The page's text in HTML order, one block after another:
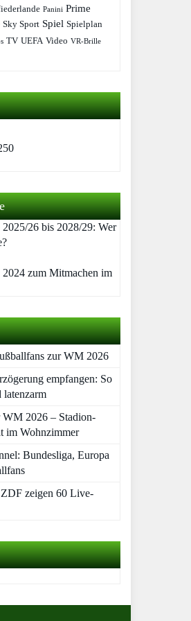
Panini Prime
Sky Sport Spiel Spielplan
TV UEFA Video VR-Brille
26 bis 2028/29: Wer
zum Mitmachen im
zur WM 2026
empfangen: So
latenzarm
2026 – Stadion-
im Wohnzimmer
Bundesliga, Europa
zeigen 60 Live-